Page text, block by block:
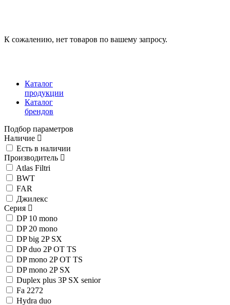
К сожалению, нет товаров по вашему запросу.
Каталог
продукции
Каталог
брендов
Подбор параметров
Наличие
Есть в наличии
Производитель
Atlas Filtri
BWT
FAR
Джилекс
Серия
DP 10 mono
DP 20 mono
DP big 2P SX
DP duo 2P OT TS
DP mono 2P OT TS
DP mono 2P SX
Duplex plus 3P SX senior
Fa 2272
Hydra duo